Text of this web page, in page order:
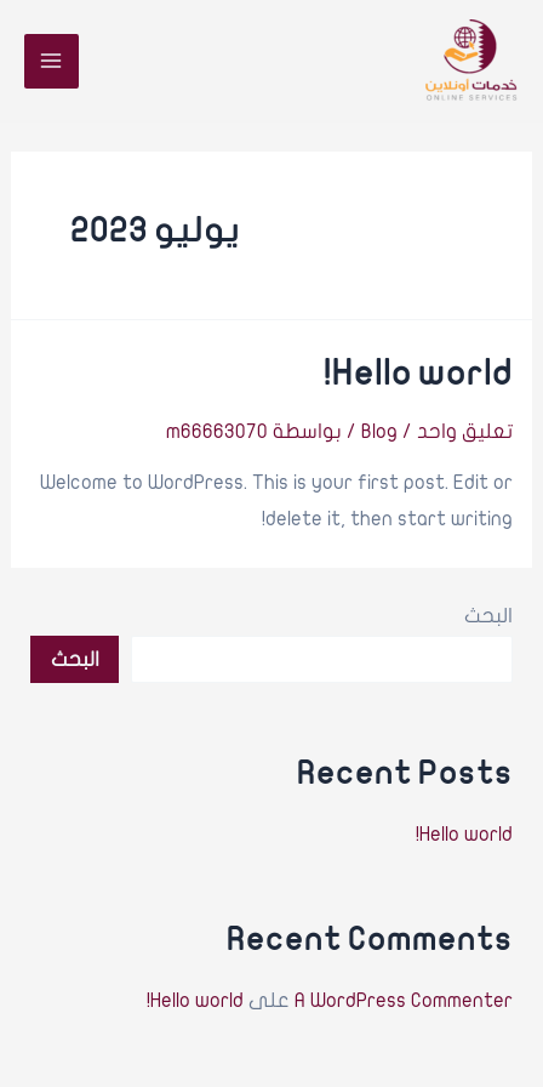
المحتوى
Main
يوليو 2023
Hello world!
تعليق واحد /
Blog / بواسطة m66663070
Welcome to WordPress. This is your first post. Edit or
delete it, then start writing!
البحث
البحث
Recent Posts
Hello world!
Recent Comments
A WordPress Commenter على Hello world!